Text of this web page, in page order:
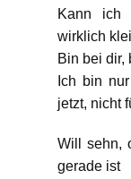
Kann ich
wirklich
Bin bei dir,
Ich bin
jetzt, nicht
Will sehn,
gerade ist